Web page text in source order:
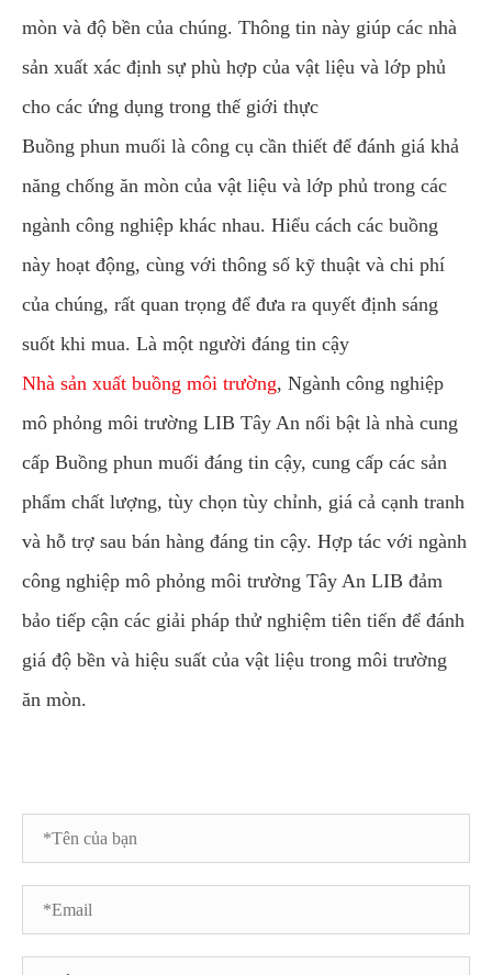
mòn và độ bền của chúng. Thông tin này giúp các nhà
sản xuất xác định sự phù hợp của vật liệu và lớp phủ
cho các ứng dụng trong thế giới thực
Buồng phun muối là công cụ cần thiết để đánh giá khả
năng chống ăn mòn của vật liệu và lớp phủ trong các
ngành công nghiệp khác nhau. Hiểu cách các buồng
này hoạt động, cùng với thông số kỹ thuật và chi phí
của chúng, rất quan trọng để đưa ra quyết định sáng
suốt khi mua. Là một người đáng tin cậy
Nhà sản xuất buồng môi trường, Ngành công nghiệp
mô phỏng môi trường LIB Tây An nổi bật là nhà cung
cấp Buồng phun muối đáng tin cậy, cung cấp các sản
phẩm chất lượng, tùy chọn tùy chỉnh, giá cả cạnh tranh
và hỗ trợ sau bán hàng đáng tin cậy. Hợp tác với ngành
công nghiệp mô phỏng môi trường Tây An LIB đảm
bảo tiếp cận các giải pháp thử nghiệm tiên tiến để đánh
giá độ bền và hiệu suất của vật liệu trong môi trường
ăn mòn.